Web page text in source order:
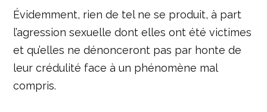
Évidemment, rien de tel ne se produit, à part
l’agression sexuelle dont elles ont été victimes
et qu’elles ne dénonceront pas par honte de
leur crédulité face à un phénomène mal
compris.